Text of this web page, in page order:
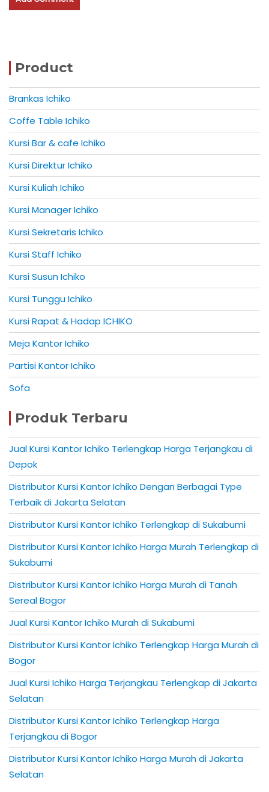
Product
Brankas Ichiko
Coffe Table Ichiko
Kursi Bar & cafe Ichiko
Kursi Direktur Ichiko
Kursi Kuliah Ichiko
Kursi Manager Ichiko
Kursi Sekretaris Ichiko
Kursi Staff Ichiko
Kursi Susun Ichiko
Kursi Tunggu Ichiko
Kursi Rapat & Hadap ICHIKO
Meja Kantor Ichiko
Partisi Kantor Ichiko
Sofa
Produk Terbaru
Jual Kursi Kantor Ichiko Terlengkap Harga Terjangkau di
Depok
Distributor Kursi Kantor Ichiko Dengan Berbagai Type
Terbaik di Jakarta Selatan
Distributor Kursi Kantor Ichiko Terlengkap di Sukabumi
Distributor Kursi Kantor Ichiko Harga Murah Terlengkap di
Sukabumi
Distributor Kursi Kantor Ichiko Harga Murah di Tanah
Sereal Bogor
Jual Kursi Kantor Ichiko Murah di Sukabumi
Distributor Kursi Kantor Ichiko Terlengkap Harga Murah di
Bogor
Jual Kursi Ichiko Harga Terjangkau Terlengkap di Jakarta
Selatan
Distributor Kursi Kantor Ichiko Terlengkap Harga
Terjangkau di Bogor
Distributor Kursi Kantor Ichiko Harga Murah di Jakarta
Selatan